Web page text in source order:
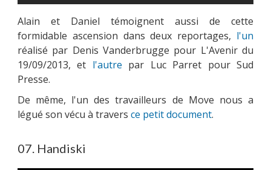
Alain et Daniel témoignent aussi de cette
formidable ascension dans deux reportages, l'un
réalisé par Denis Vanderbrugge pour L'Avenir du
19/09/2013, et l'autre par Luc Parret pour Sud
Presse.
De même, l'un des travailleurs de Move nous a
légué son vécu à travers ce petit document.
07. Handiski